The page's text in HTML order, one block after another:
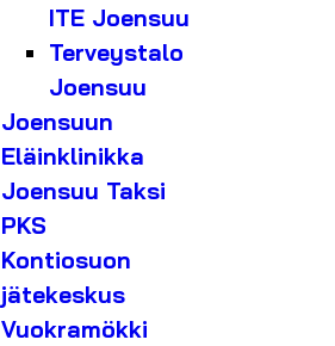
ITE Joensuu
Terveystalo
Joensuu
Joensuun
Eläinklinikka
Joensuu Taksi
PKS
Kontiosuon
jätekeskus
Vuokramökki